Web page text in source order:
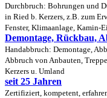
Durchbruch: Bohrungen und
in Ried b. Kerzers, z.B. zum
Fenster, Klimaanlage, Kamin-
Demontage, Rückbau,
Handabbruch: Demontage,
Abbruch von Anbauten,
Kerzers u. Umland
seit 25 Jahren
Zertifiziert, kompetent,